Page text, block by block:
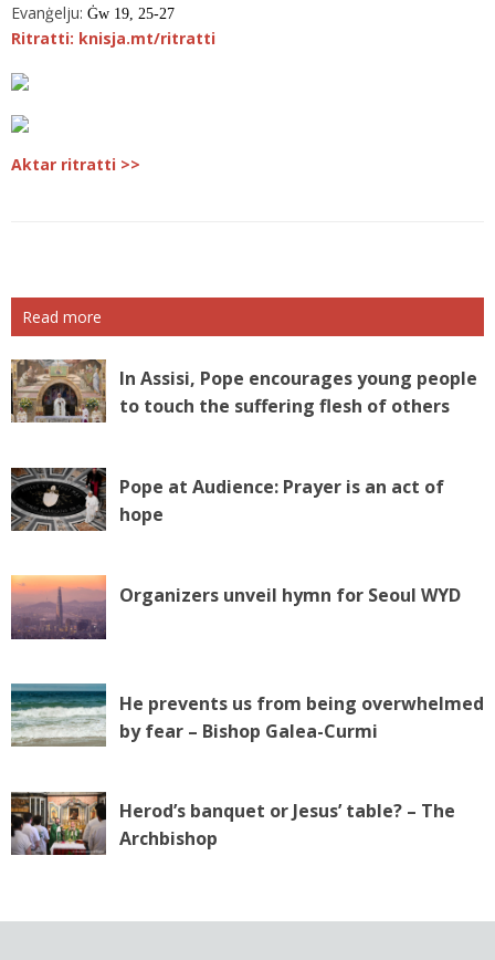
Evanġelju: Ġw 19, 25-27
Ritratti: knisja.mt/ritratti
Aktar ritratti >>
Read more
In Assisi, Pope encourages young people
to touch the suffering flesh of others
Pope at Audience: Prayer is an act of
hope
Organizers unveil hymn for Seoul WYD
He prevents us from being overwhelmed
by fear – Bishop Galea-Curmi
Herod’s banquet or Jesus’ table? – The
Archbishop